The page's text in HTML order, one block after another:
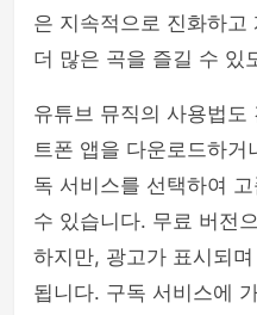
은 지속적으로 진화하
더 많은 곡을 즐길 수 있
유튜브 뮤직의 사용법
트폰 앱을 다운로드하거
독 서비스를 선택하여
수 있습니다. 무료 버전
하지만, 광고가 표시되
됩니다. 구독 서비스에